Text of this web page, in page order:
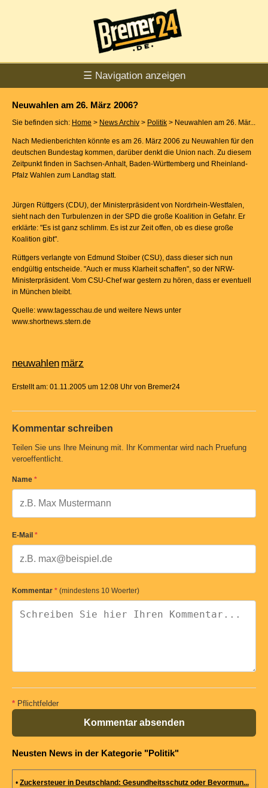
☰ Navigation anzeigen
Neuwahlen am 26. März 2006?
Sie befinden sich: Home > News Archiv > Politik > Neuwahlen am 26. Mär...
Nach Medienberichten könnte es am 26. März 2006 zu Neuwahlen für den
deutschen Bundestag kommen, darüber denkt die Union nach. Zu diesem
Zeitpunkt finden in Sachsen-Anhalt, Baden-Württemberg und Rheinland-
Pfalz Wahlen zum Landtag statt.
Jürgen Rüttgers (CDU), der Ministerpräsident von Nordrhein-Westfalen,
sieht nach den Turbulenzen in der SPD die große Koalition in Gefahr. Er
erklärte: "Es ist ganz schlimm. Es ist zur Zeit offen, ob es diese große
Koalition gibt".
Rüttgers verlangte von Edmund Stoiber (CSU), dass dieser sich nun
endgültig entscheide. "Auch er muss Klarheit schaffen", so der NRW-
Ministerpräsident. Vom CSU-Chef war gestern zu hören, dass er eventuell
in München bleibt.
Quelle: www.tagesschau.de und weitere News unter
www.shortnews.stern.de
neuwahlen märz
Erstellt am: 01.11.2005 um 12:08 Uhr von Bremer24
Kommentar schreiben
Teilen Sie uns Ihre Meinung mit. Ihr Kommentar wird nach Pruefung
veroeffentlicht.
Name *
E-Mail *
Kommentar * (mindestens 10 Woerter)
* Pflichtfelder
Kommentar absenden
Neusten News in der Kategorie "Politik"
• Zuckersteuer in Deutschland: Gesundheitsschutz oder Bevormun...